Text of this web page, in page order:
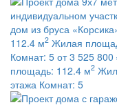
дом из бруса
112.4 м2 Жилая
Комнат: 5 от 3 525 800
площадь: 112.4 м2
этажа Комнат: 5